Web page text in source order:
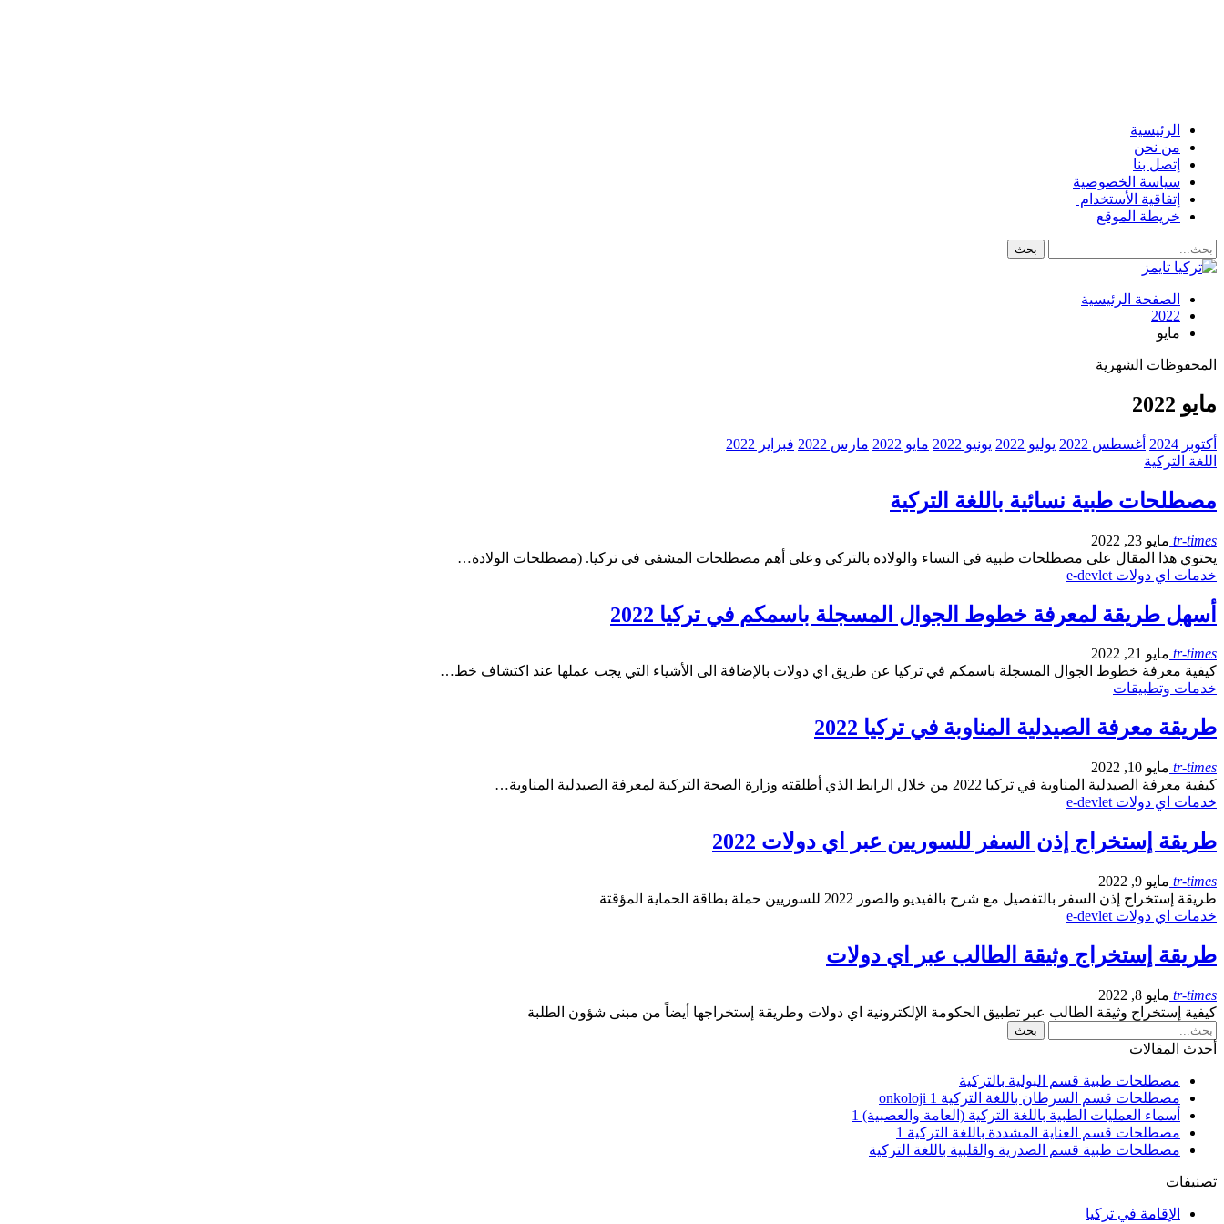
الرئيسية
من نحن
إتصل بنا
سياسة الخصوصية
إتفاقية الأستخدام
خريطة الموقع
الصفحة الرئيسية
2022
مايو
المحفوظات الشهرية
مايو 2022
أكتوبر 2024 أغسطس 2022 يوليو 2022 يونيو 2022 مايو 2022 مارس 2022
فبراير 2022
اللغة التركية
مصطلحات طبية نسائية باللغة التركية
tr-times مايو 23, 2022
يحتوي هذا المقال على مصطلحات طبية في النساء والولاده بالتركي وعلى أهم مصطلحات المشفى في تركيا. (مصطلحات الولادة…
خدمات اي دولات e-devlet
أسهل طريقة لمعرفة خطوط الجوال المسجلة باسمكم في تركيا 2022
tr-times مايو 21, 2022
كيفية معرفة خطوط الجوال المسجلة باسمكم في تركيا عن طريق اي دولات بالإضافة الى الأشياء التي يجب عملها عند اكتشاف خط…
خدمات وتطبيقات
طريقة معرفة الصيدلية المناوبة في تركيا 2022
tr-times مايو 10, 2022
كيفية معرفة الصيدلية المناوبة في تركيا 2022 من خلال الرابط الذي أطلقته وزارة الصحة التركية لمعرفة الصيدلية المناوبة…
خدمات اي دولات e-devlet
طريقة إستخراج إذن السفر للسوريين عبر اي دولات 2022
tr-times مايو 9, 2022
طريقة إستخراج إذن السفر بالتفصيل مع شرح بالفيديو والصور 2022 للسوريين حملة بطاقة الحماية المؤقتة
خدمات اي دولات e-devlet
طريقة إستخراج وثيقة الطالب عبر اي دولات
tr-times مايو 8, 2022
كيفية إستخراج وثيقة الطالب عبر تطبيق الحكومة الإلكترونية اي دولات وطريقة إستخراجها أيضاً من مبنى شؤون الطلبة
أحدث المقالات
مصطلحات طبية قسم البولية بالتركية
مصطلحات قسم السرطان باللغة التركية 1 onkoloji
أسماء العمليات الطبية باللغة التركية (العامة والعصبية) 1
مصطلحات قسم العناية المشددة باللغة التركية 1
مصطلحات طبية قسم الصدرية والقلبية باللغة التركية
تصنيفات
الإقامة في تركيا